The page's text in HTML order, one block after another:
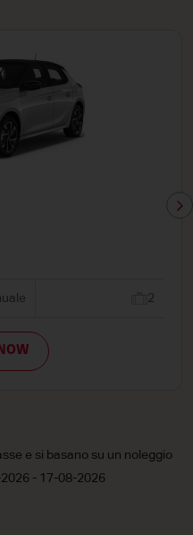
o veicolo simile
e si basano su un noleggio
- 17-08-2026